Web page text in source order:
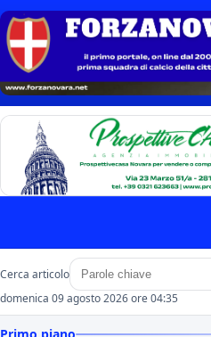
Cerca articolo
domenica 09 agosto 2026 ore 04:35